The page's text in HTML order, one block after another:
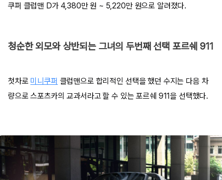
쿠퍼 클럽맨 D가 4,380만 원 ~ 5,220만 원으로 알려졌다.
청순한 외모와 상반되는 그녀의 두번째 선택 포르쉐 911
첫차로 미니쿠퍼 클럽맨으로 합리적인 선택을 했던 수지는 다음 차
량으로 스포츠카의 교과서라고 할 수 있는 포르쉐 911을 선택했다.